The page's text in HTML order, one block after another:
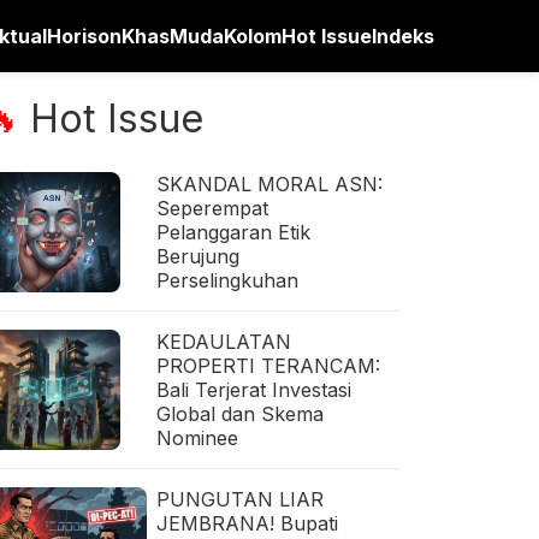
HorisonKhasMudaKolomHot IssueIndeks
Hot Issue
SKANDAL MORAL ASN:
Seperempat
Pelanggaran Etik
Berujung
Perselingkuhan
KEDAULATAN
PROPERTI TERANCAM:
Bali Terjerat Investasi
Global dan Skema
Nominee
PUNGUTAN LIAR
JEMBRANA! Bupati